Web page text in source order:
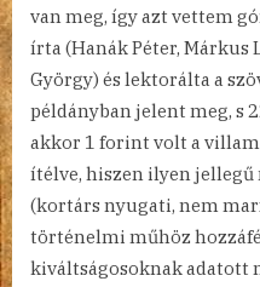
van meg, így azt vettem
írta (Hanák Péter, Márkus
György) és lektorálta a
példányban jelent meg, s
akkor 1 forint volt a
ítélve, hiszen ilyen jellegű
(kortárs nyugati, nem
történelmi műhöz
kiváltságosoknak adatott